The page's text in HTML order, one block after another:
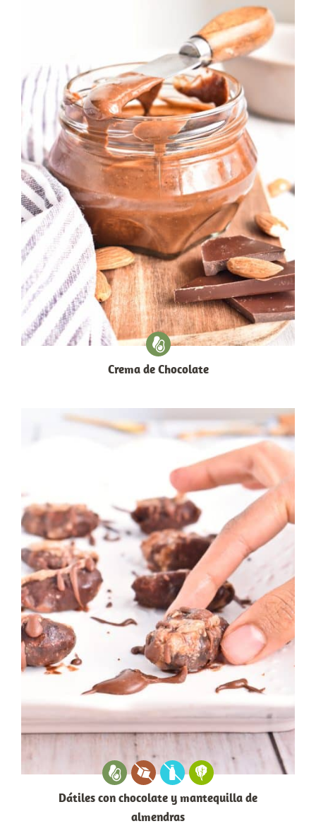
Crema de Chocolate
Dátiles con chocolate y mantequilla de
almendras